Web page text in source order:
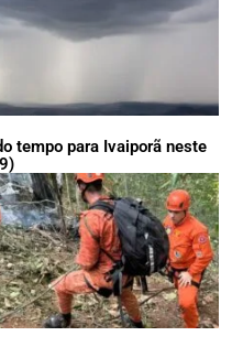
tempo para Ivaiporã neste